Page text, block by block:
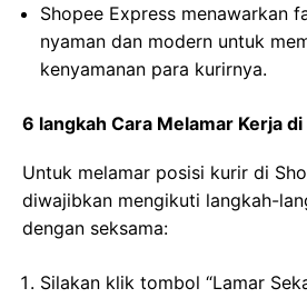
Shopee Express menawarkan
nyaman dan modern untuk
kenyamanan para kurirnya.
6 langkah Cara Melamar Kerja
Untuk melamar posisi kurir di
diwajibkan mengikuti langkah-
dengan seksama:
Silakan klik tombol “Lamar